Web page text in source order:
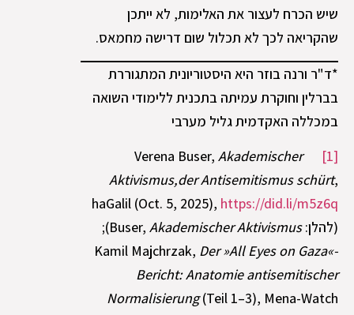
שיש הכרח לעצור את האלימות, לא ייתכן
שהקריאה לכך לא תכלול שום דרישה מחמאס.
*ד"ר ורנה בוזר היא היסטוריונית המתגוררת
בברלין וחוקרת עמיתה בתכנית ללימודי השואה
במכללה האקדמית גליל מערבי
Verena Buser,
Akademischer
Aktivismus,der Antisemitismus schürt
haGalil (Oct. 5, 2025),https://did.li/m5z6q
(להלן: Buser,Akademischer Aktivismus
);
Kamil Majchrzak,Der »All Eyes on Gaza«-
Bericht: Anatomie antisemitischer
Normalisierung(Teil 1–3), Mena-Watch